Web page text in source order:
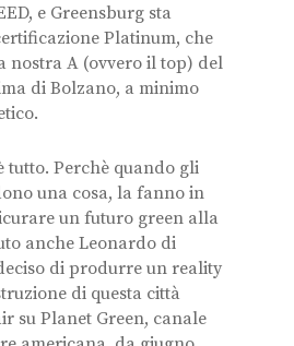
e Greensburg sta
Platinum, che
nostra A (ovvero il top) del
di Bolzano, a minimo
tutto. Perchè quando gli
una cosa, la fanno in
un futuro green alla
anche Leonardo di
di produrre un reality
di questa città
su Planet Green, canale